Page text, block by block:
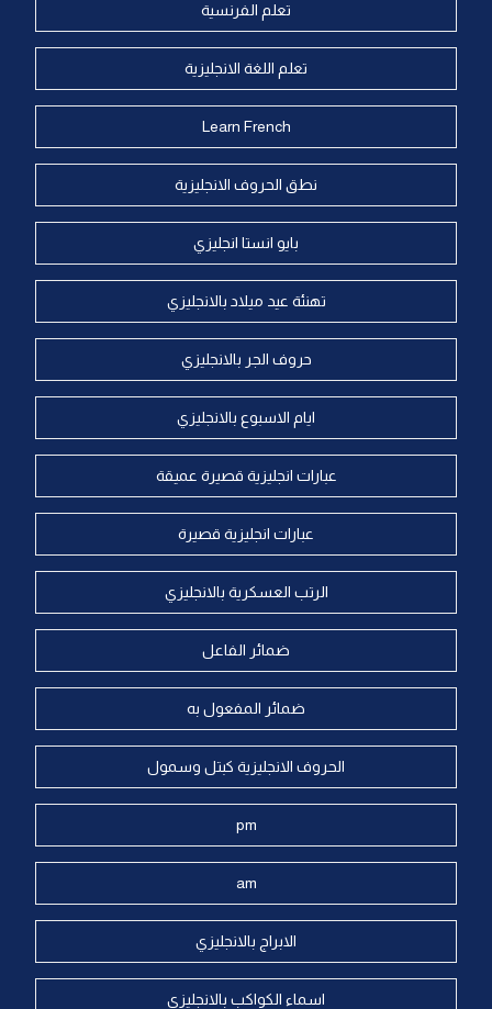
تعلم الفرنسية
تعلم اللغة الانجليزية
Learn French
نطق الحروف الانجليزية
بايو انستا انجليزي
تهنئة عيد ميلاد بالانجليزي
حروف الجر بالانجليزي
ايام الاسبوع بالانجليزي
عبارات انجليزية قصيرة عميقة
عبارات انجليزية قصيرة
الرتب العسكرية بالانجليزي
ضمائر الفاعل
ضمائر المفعول به
الحروف الانجليزية كبتل وسمول
pm
am
الابراج بالانجليزي
اسماء الكواكب بالانجليزي